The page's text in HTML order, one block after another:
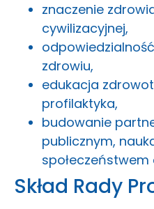
znaczenie
cywilizacyjnej,
zdrowiu,
edukacja
profilaktyka,
budowanie
publicznym,
Skład Rady